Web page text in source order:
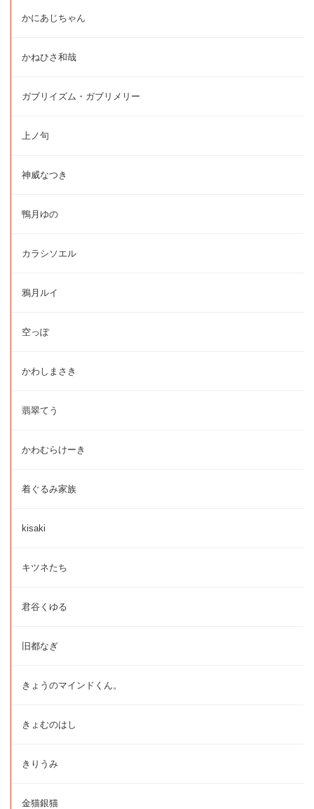
かにあじちゃん
かねひさ和哉
ガブリイズム・ガブリメリー
上ノ句
神威なつき
鴨月ゆの
カラシソエル
鴉月ルイ
空っぽ
かわしまさき
翡翠てう
かわむらけーき
着ぐるみ家族
kisaki
キツネたち
君谷くゆる
旧都なぎ
きょうのマインドくん。
きょむのはし
きりうみ
金猫銀猫